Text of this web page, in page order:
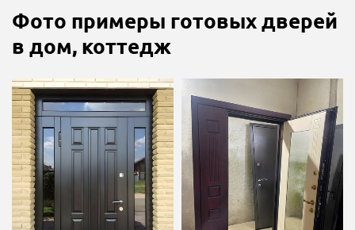
Фото примеры готовых дверей
в дом, коттедж